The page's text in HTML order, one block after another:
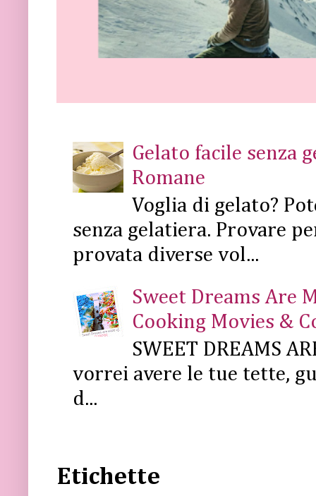
Gelato facile senza
Romane
Voglia di gelato?
senza gelatiera. Provare
provata diverse vol...
Sweet Dreams Are
Cooking Movies &
SWEET DREAMS
vorrei avere le tue tette,
d...
Etichette